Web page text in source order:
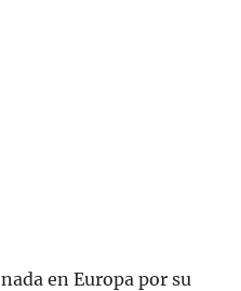
en Europa por su